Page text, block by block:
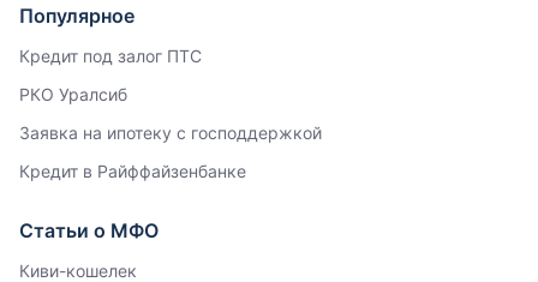
Популярное
Кредит под залог ПТС
РКО Уралсиб
Заявка на ипотеку с господдержкой
Кредит в Райффайзенбанке
Статьи о МФО
Киви-кошелек